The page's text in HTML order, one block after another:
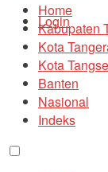
Login
Home
Kabupaten
Kota
Kota
Banten
Nasional
Indeks